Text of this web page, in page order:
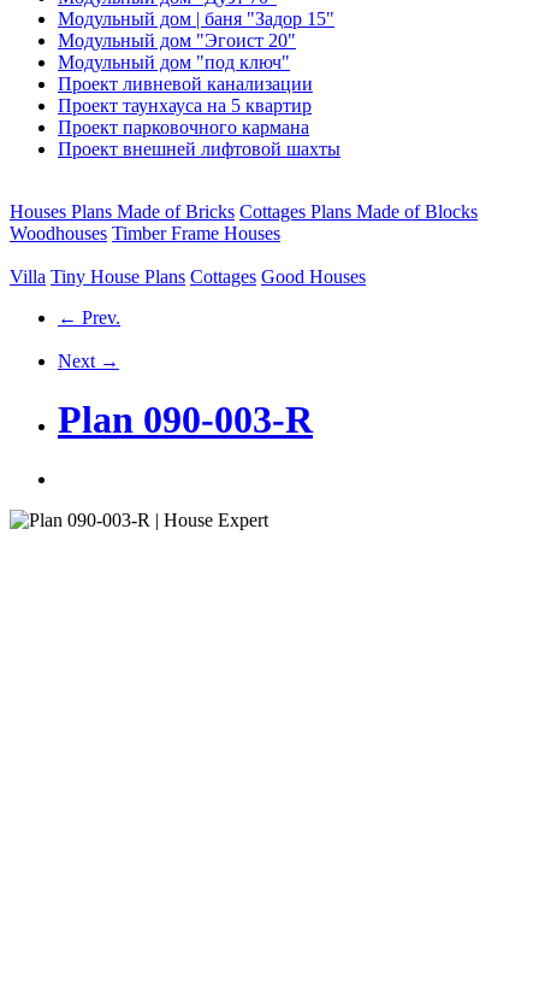
Модульный дом | баня "Задор 15"
Модульный дом "Эгоист 20"
Модульный дом "под ключ"
Проект ливневой канализации
Проект таунхауса на 5 квартир
Проект парковочного кармана
Проект внешней лифтовой шахты
Houses Plans Made of Bricks Cottages Plans Made of Blocks
Woodhouses Timber Frame Houses
Villa Tiny House Plans Cottages Good Houses
← Prev.
Next →
Plan 090-003-R